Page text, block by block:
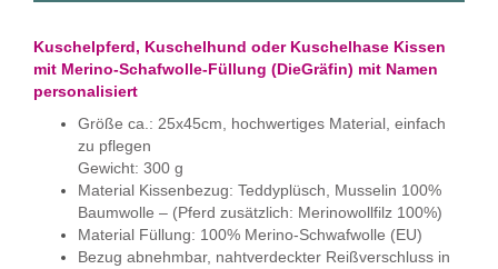
Kuschelpferd, Kuschelhund oder Kuschelhase Kissen
mit Merino-Schafwolle-Füllung (DieGräfin) mit Namen
personalisiert
Größe ca.: 25x45cm, hochwertiges Material, einfach
zu pflegen
Gewicht: 300 g
Material Kissenbezug: Teddyplüsch, Musselin 100%
Baumwolle – (Pferd zusätzlich: Merinowollfilz 100%)
Material Füllung: 100% Merino-Schwafwolle (EU)
Bezug abnehmbar, nahtverdeckter Reißverschluss in